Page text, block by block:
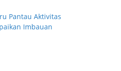
Pantau Aktivitas
Imbauan